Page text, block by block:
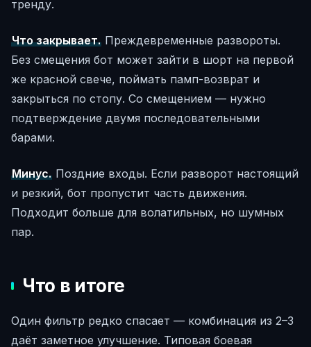
тренду.
Что закрывает.Преждевременные развороты.
Без смещения бот может зайти в шорт на первой
же красной свече, поймать памп-возврат и
закрыться по стопу. Со смещением — нужно
подтверждение двумя последовательными
барами.
Минус.Поздние входы. Если разворот настоящий
и резкий, бот пропустит часть движения.
Подходит больше для волатильных, но шумных
пар.
Что в итоге
Один фильтр редко спасает — комбинация из 2–3
даёт заметное улучшение. Типовая боевая